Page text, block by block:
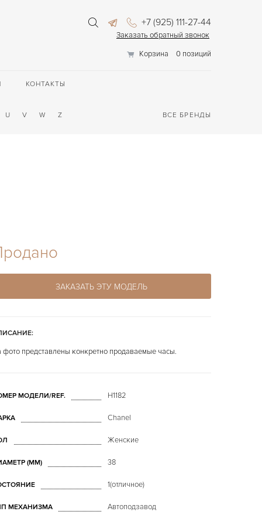
+7 (925) 111-27-44
Заказать обратный звонок
Корзина
0 позиций
КОНТАКТЫ
U V W Z ВСЕ БРЕНДЫ
ЗАКАЗАТЬ ЭТУ МОДЕЛЬ
фото представлены конкретно продаваемые часы.
МОДЕЛИ/REF. H1182
Chanel
Женские
(MM) 38
1(отличное)
МЕХАНИЗМА Автоподзавод